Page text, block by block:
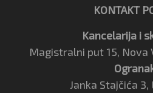
KONTAKT
Kancelarija i
Magistralni put 15, Nova
Janka Stajčića